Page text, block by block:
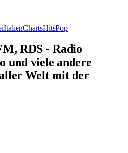
ItalienChartsHitsPop
RDS - Radio
und viele andere
Welt mit der